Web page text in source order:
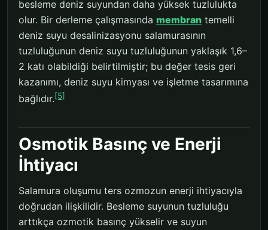
besleme deniz suyundan daha yüksek tuzlulukta
olur. Bir derleme çalışmasında membran temelli
deniz suyu desalinizasyonu salamurasının
tuzluluğunun deniz suyu tuzluluğunun yaklaşık 1,6–
2 katı olabildiği belirtilmiştir; bu değer tesis geri
kazanımı, deniz suyu kimyası ve işletme tasarımına
bağlıdır.[5]
Osmotik Basınç ve Enerji
İhtiyacı
Salamura oluşumu ters ozmozun enerji ihtiyacıyla
doğrudan ilişkilidir. Besleme suyunun tuzluluğu
arttıkça ozmotik basınç yükselir ve suyun